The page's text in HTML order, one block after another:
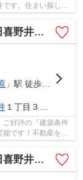
す。住まい探しで
なし売地
」駅 徒歩19分
１丁目３５－７
ご好評の『建築条件
能です！不動産を探
なし売地